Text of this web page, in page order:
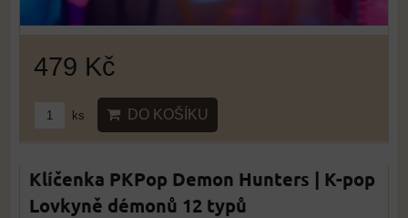
479 Kč
ks DO KOŠÍKU
Klíčenka PKPop Demon Hunters | K-pop
Lovkyně démonů 12 typů